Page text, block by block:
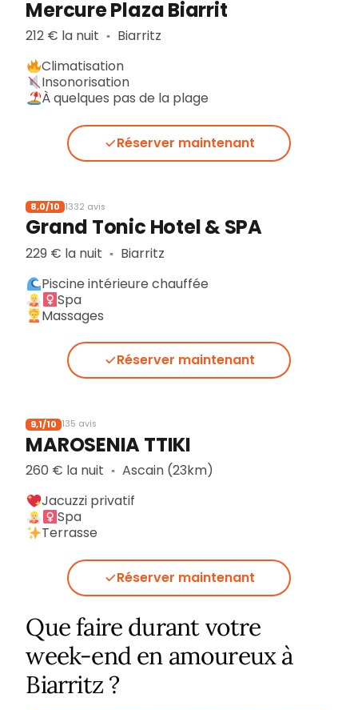
Mercure Plaza Biarrit
212 € la nuit ▪︎ Biarritz
Climatisation
Insonorisation
À quelques pas de la plage
Réserver maintenant
8,0/10 1332 avis
Grand Tonic Hotel & SPA
229 € la nuit ▪︎ Biarritz
Piscine intérieure chauffée
Spa
Massages
Réserver maintenant
9,1/10 135 avis
MAROSENIA TTIKI
260 € la nuit ▪︎ Ascain (23km)
Jacuzzi privatif
Spa
Terrasse
Réserver maintenant
Que faire durant votre
week-end en amoureux à
Biarritz ?